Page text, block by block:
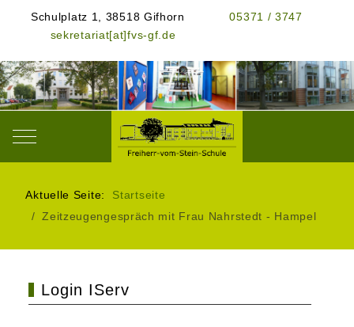
Schulplatz 1, 38518 Gifhorn
05371 / 3747
sekretariat[at]fvs-gf.de
Mobile Menu Toggle
Aktuelle Seite: Startseite
Zeitzeugengespräch mit Frau Nahrstedt - Hampel
Login IServ